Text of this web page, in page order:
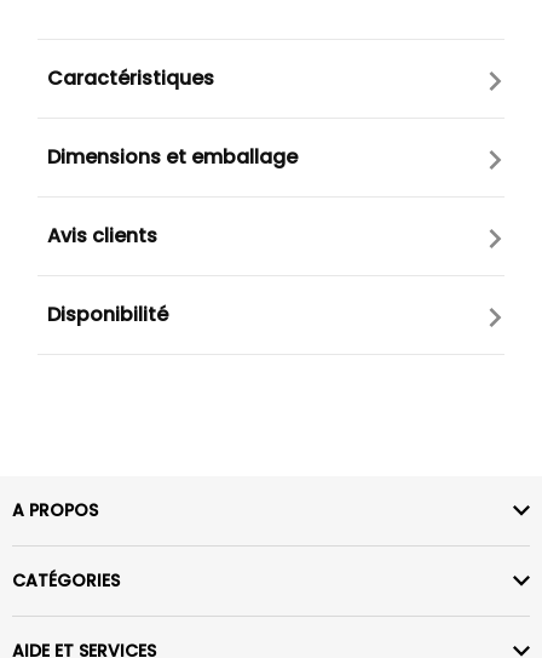
Caractéristiques
Dimensions et emballage
Avis clients
Disponibilité
A PROPOS
CATÉGORIES
AIDE ET SERVICES